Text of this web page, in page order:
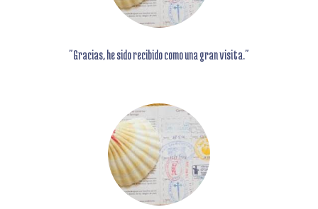
"Gracias,he sido recibido como una gran visita."